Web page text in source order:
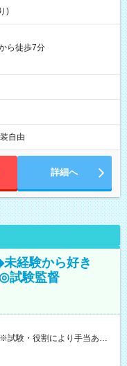
)
ら徒歩7分
自由
詳細へ
経験から好き
試験監督
前払い）オプションあ
週間ほどで給与の一部を受け